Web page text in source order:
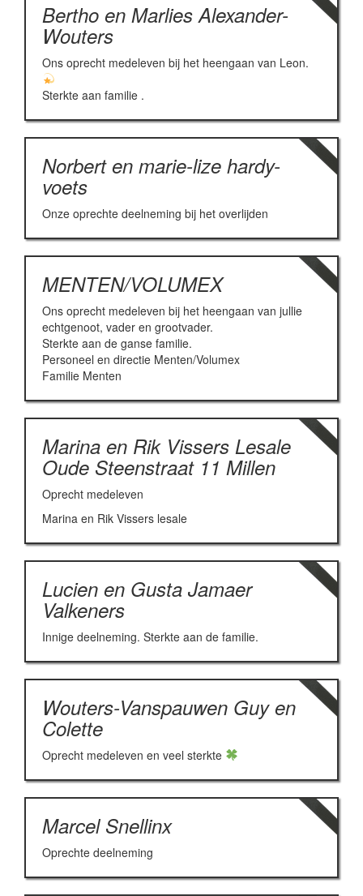
Bertho en Marlies Alexander-
Wouters
Ons oprecht medeleven bij het heengaan van Leon.
Sterkte aan familie .
Norbert en marie-lize hardy-
voets
Onze oprechte deelneming bij het overlijden
MENTEN/VOLUMEX
Ons oprecht medeleven bij het heengaan van jullie
echtgenoot, vader en grootvader.
Sterkte aan de ganse familie.
Personeel en directie Menten/Volumex
Familie Menten
Marina en Rik Vissers Lesale
Oude Steenstraat 11 Millen
Oprecht medeleven
Marina en Rik Vissers lesale
Lucien en Gusta Jamaer
Valkeners
Innige deelneming. Sterkte aan de familie.
Wouters-Vanspauwen Guy en
Colette
Oprecht medeleven en veel sterkte
Marcel Snellinx
Oprechte deelneming